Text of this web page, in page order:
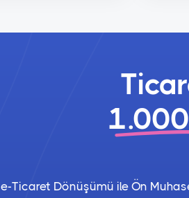
e-Ticaret Dönüşümü ile Ön